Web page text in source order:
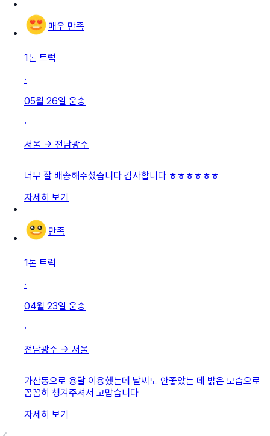
매우 만족
1톤 트럭
·
05월 26일 운송
·
서울 → 전남광주
너무 잘 배송해주셨습니다 감사합니다 ㅎㅎㅎㅎㅎㅎ
자세히 보기
만족
1톤 트럭
·
04월 23일 운송
·
전남광주 → 서울
가산동으로 용달 이용했는데 날씨도 안좋았는 데 밝은 모습으로
꼼꼼히 챙겨주셔서 고맙습니다
자세히 보기